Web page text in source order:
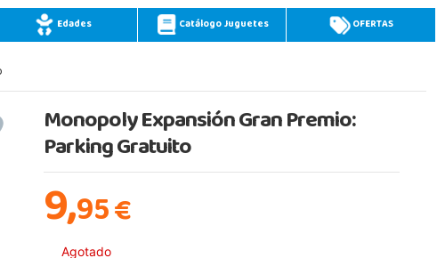
Edades Catálogo Juguetes OFERTAS
Monopoly Expansión Gran Premio:
Parking Gratuito
9,95€
Agotado